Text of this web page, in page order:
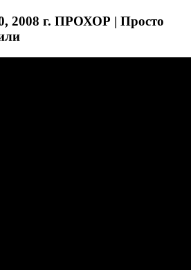
2008 г. ПРОХОР | Просто